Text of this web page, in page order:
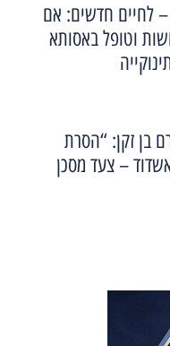
לחיים חדשים: אם
וטופל באסותא
בן זקן: “הסרת
– צעד מסכן